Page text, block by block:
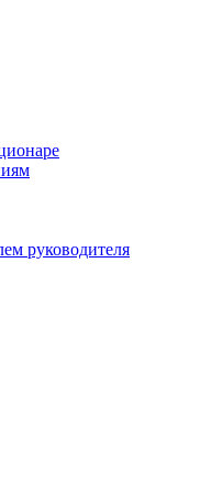
руководителя